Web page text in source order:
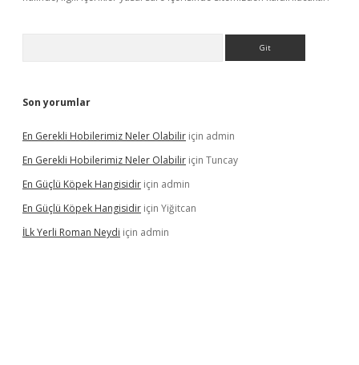
Son yorumlar
En Gerekli Hobilerimiz Neler Olabilir için admin
En Gerekli Hobilerimiz Neler Olabilir için Tuncay
En Güçlü Köpek Hangisidir için admin
En Güçlü Köpek Hangisidir için Yiğitcan
İLk Yerli Roman Neydi için admin